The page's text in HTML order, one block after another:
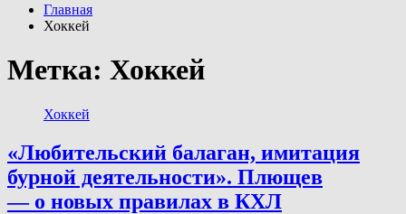
Главная
Хоккей
Метка: Хоккей
Хоккей
«Любительский балаган, имитация
бурной деятельности». Плющев
— о новых правилах в КХЛ